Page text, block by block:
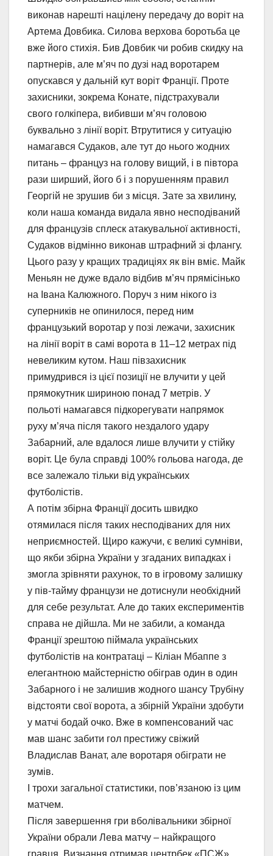
виконав нарешті націлену передачу до воріт на
Артема Довбика. Силова верхова боротьба це
вже його стихія. Бив Довбик чи робив скидку на
партнерів, але м’яч по дузі над воротарем
опускався у дальній кут воріт Франції. Проте
захисники, зокрема Конате, підстрахували
свого голкіпера, вибивши м’яч головою
буквально з лінії воріт. Втрутитися у ситуацію
намагався Судаков, але тут до нього жодних
питань – француз на голову вищий, і в півтора
рази ширший, його б і з порушенням правил
Георгій не зрушив би з місця. Зате за хвилину,
коли наша команда видала явно несподіваний
для французів сплеск атакувальної активності,
Судаков відмінно виконав штрафний зі флангу.
Цього разу у кращих традиціях як він вміє. Майк
Меньян не дуже вдало відбив м’яч прямісінько
на Івана Калюжного. Поруч з ним нікого із
суперників не опинилося, перед ним
французький воротар у позі лежачи, захисник
на лінії воріт в самі ворота в 11–12 метрах під
невеликим кутом. Наш півзахисник
примудрився із цієї позиції не влучити у цей
прямокутник шириною понад 7 метрів. У
польоті намагався підкорегувати напрямок
руху м’яча після такого нездалого удару
Забарний, але вдалося лише влучити у стійку
воріт. Це була справді 100% гольова нагода, де
все залежало тільки від українських
футболістів.
А потім збірна Франції досить швидко
отямилася після таких несподіваних для них
неприємностей. Щиро кажучи, є великі сумніви,
що якби збірна України у згаданих випадках і
змогла зрівняти рахунок, то в ігровому залишку
у пів-тайму французи не дотиснули необхідний
для себе результат. Але до таких експериментів
справа не дійшла. Ми не забили, а команда
Франції зрештою піймала українських
футболістів на контратаці – Кіліан Мбаппе з
елегантною майстерністю обіграв один в один
Забарного і не залишив жодного шансу Трубіну
відстояти свої ворота, а збірній України здобути
у матчі бодай очко. Вже в компенсований час
мав шанс забити гол престижу свіжий
Владислав Ванат, але воротаря обіграти не
зумів.
І трохи загальної статистики, пов’язаною із цим
матчем.
Після завершення гри вболівальники збірної
України обрали Лева матчу – найкращого